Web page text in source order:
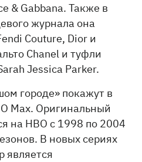
& Gabbana. Также в
журнала она
Couture, Dior и
Chanel и туфли
Jessica Parker.
городе» покажут в
Max. Оригинальный
на HBO с 1998 по 2004
В новых сериях
является